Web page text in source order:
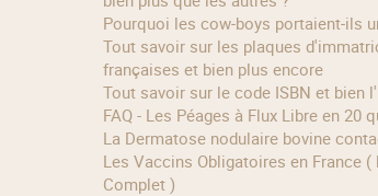
Pourquoi les cow‑boys portaient‑ils
Tout savoir sur les plaques d'immatriculation
françaises et bien plus encore
Tout savoir sur le code ISBN et bien
FAQ - Les Péages à Flux Libre en 20
La Dermatose nodulaire bovine
Les Vaccins Obligatoires en France ( le Guide
Complet )